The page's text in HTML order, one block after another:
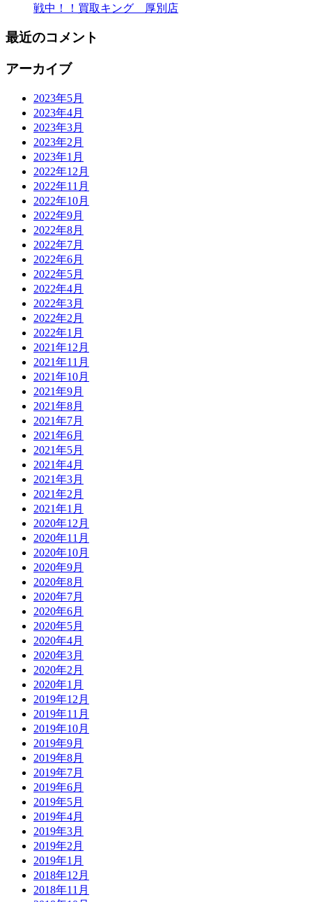
戦中！！買取キング 厚別店
最近のコメント
アーカイブ
2023年5月
2023年4月
2023年3月
2023年2月
2023年1月
2022年12月
2022年11月
2022年10月
2022年9月
2022年8月
2022年7月
2022年6月
2022年5月
2022年4月
2022年3月
2022年2月
2022年1月
2021年12月
2021年11月
2021年10月
2021年9月
2021年8月
2021年7月
2021年6月
2021年5月
2021年4月
2021年3月
2021年2月
2021年1月
2020年12月
2020年11月
2020年10月
2020年9月
2020年8月
2020年7月
2020年6月
2020年5月
2020年4月
2020年3月
2020年2月
2020年1月
2019年12月
2019年11月
2019年10月
2019年9月
2019年8月
2019年7月
2019年6月
2019年5月
2019年4月
2019年3月
2019年2月
2019年1月
2018年12月
2018年11月